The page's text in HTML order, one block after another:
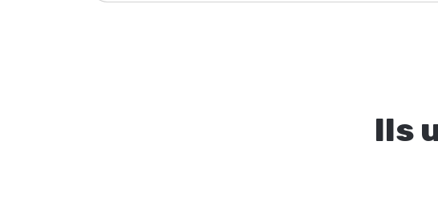
Ils